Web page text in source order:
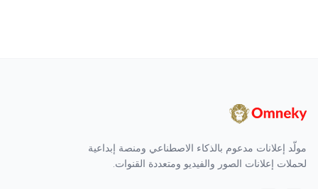
مولّد إعلانات مدعوم بالذكاء الاصطناعي ومنصة إبداعية
لحملات إعلانات الصور والفيديو ومتعددة القنوات.